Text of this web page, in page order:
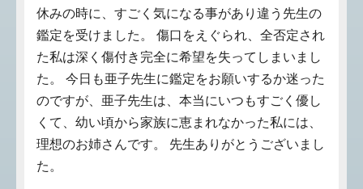
休みの時に、すごく気になる事があり違う先生の
鑑定を受けました。 傷口をえぐられ、全否定され
た私は深く傷付き完全に希望を失ってしまいまし
た。 今日も亜子先生に鑑定をお願いするか迷った
のですが、亜子先生は、本当にいつもすごく優し
くて、幼い頃から家族に恵まれなかった私には、
理想のお姉さんです。 先生ありがとうございまし
た。